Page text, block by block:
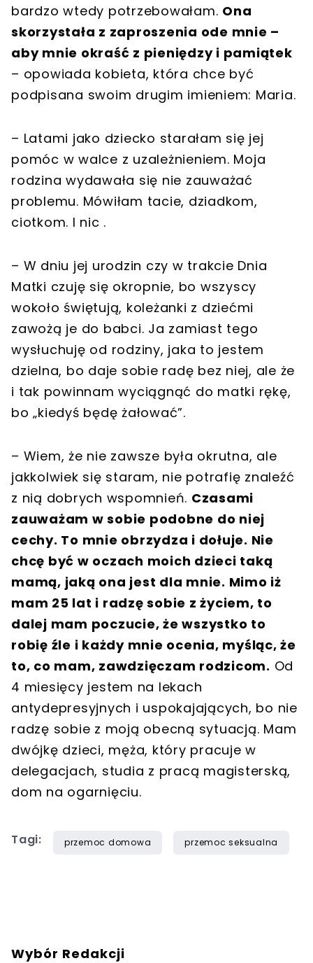
bardzo wtedy potrzebowałam. Ona
skorzystała z zaproszenia ode mnie –
aby mnie okraść z pieniędzy i pamiątek
– opowiada kobieta, która chce być
podpisana swoim drugim imieniem: Maria.
– Latami jako dziecko starałam się jej
pomóc w walce z uzależnieniem. Moja
rodzina wydawała się nie zauważać
problemu. Mówiłam tacie, dziadkom,
ciotkom. I nic .
– W dniu jej urodzin czy w trakcie Dnia
Matki czuję się okropnie, bo wszyscy
wokoło świętują, koleżanki z dziećmi
zawożą je do babci. Ja zamiast tego
wysłuchuję od rodziny, jaka to jestem
dzielna, bo daje sobie radę bez niej, ale że
i tak powinnam wyciągnąć do matki rękę,
bo „kiedyś będę żałować”.
– Wiem, że nie zawsze była okrutna, ale
jakkolwiek się staram, nie potrafię znaleźć
z nią dobrych wspomnień. Czasami
zauważam w sobie podobne do niej
cechy. To mnie obrzydza i dołuje. Nie
chcę być w oczach moich dzieci taką
mamą, jaką ona jest dla mnie. Mimo iż
mam 25 lat i radzę sobie z życiem, to
dalej mam poczucie, że wszystko to
robię źle i każdy mnie ocenia, myśląc, że
to, co mam, zawdzięczam rodzicom. Od
4 miesięcy jestem na lekach
antydepresyjnych i uspokajających, bo nie
radzę sobie z moją obecną sytuacją. Mam
dwójkę dzieci, męża, który pracuje w
delegacjach, studia z pracą magisterską,
dom na ogarnięciu.
Tagi: przemoc domowa przemoc seksualna
Wybór Redakcji